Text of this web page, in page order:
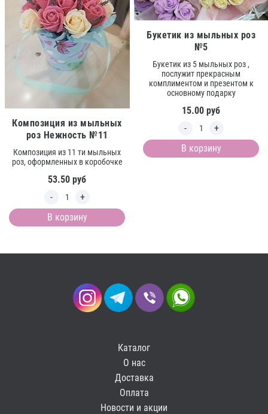
Композиция из мыльных
роз Нежность №11
Композиция из 11 ти мыльных
роз, оформленных в коробочке
53.50 руб
В корзину
Букетик из мыльных роз
№5
Букетик из 5 мыльных роз ,
послужит прекрасным
комплиментом и презентом к
основному подарку
15.00 руб
В корзину
Каталог
О нас
Доставка
Оплата
Новости и акции